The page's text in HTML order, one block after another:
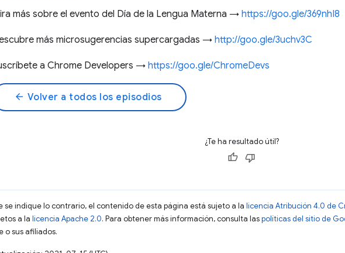
más sobre el evento del Día de la Lengua Materna → https://goo.gle/369nhI8
más microsugerencias supercargadas → http://goo.gle/3uchv3C
a Chrome Developers → https://goo.gle/ChromeDevs
arrow_back Volver a todos los episodios
¿Te ha resultado útil?
se indique lo contrario, el contenido de esta página está sujeto a la licencia Atribución 4.0 de
a la licencia Apache 2.0. Para obtener más información, consulta laspolíticas del sitio de
o sus afiliados.